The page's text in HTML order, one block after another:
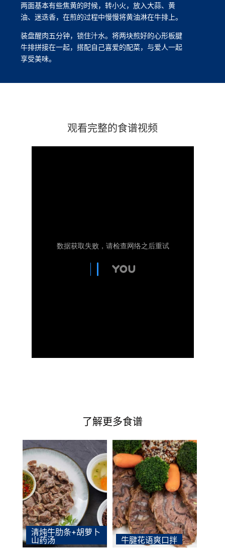
两面基本有些焦黄的时候，转小火，放入大蒜、黄
油、迷迭香，在煎的过程中慢慢将黄油淋在牛排上。
装盘醒肉五分钟，锁住汁水。将两块煎好的心形板腱
牛排拼接在一起，搭配自己喜爱的配菜，与爱人一起
享受美味。
观看完整的食谱视频
了解更多食谱
清炖牛肋条+胡萝卜
山药汤
牛腱花语爽口拌